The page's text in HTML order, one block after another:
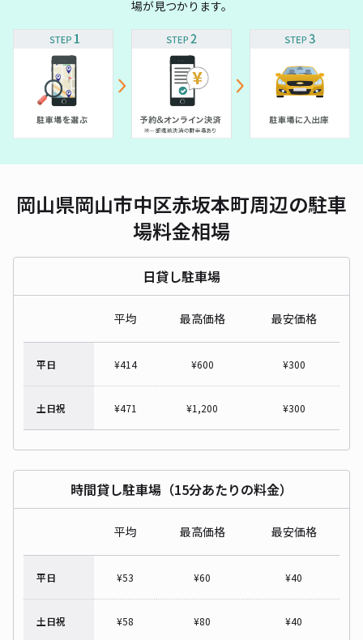
場が見つかります。
岡山県岡山市中区赤坂本町周辺の駐車
場料金相場
日貸し駐車場
平均 最高価格 最安価格
平日 ¥414 ¥600 ¥300
土日祝 ¥471 ¥1,200 ¥300
時間貸し駐車場（15分あたりの料金）
平均 最高価格 最安価格
平日 ¥53 ¥60 ¥40
土日祝 ¥58 ¥80 ¥40